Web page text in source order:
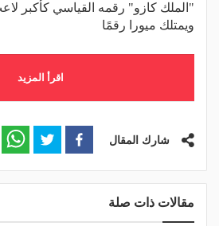
"الملك كازو" رقمه القياسي كأكبر
ويمتلك ميورا رقمًا
اقرأ المزيد
شارك المقال
مقالات ذات صلة